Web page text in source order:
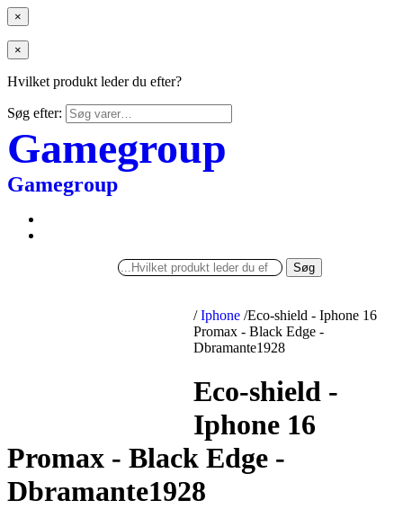
×
×
Hvilket produkt leder du efter?
Søg efter:
Gamegroup
Gamegroup
Søg
/ Iphone /Eco-shield - Iphone 16
Promax - Black Edge -
Dbramante1928
Eco-shield -
Iphone 16
Promax - Black Edge -
Dbramante1928